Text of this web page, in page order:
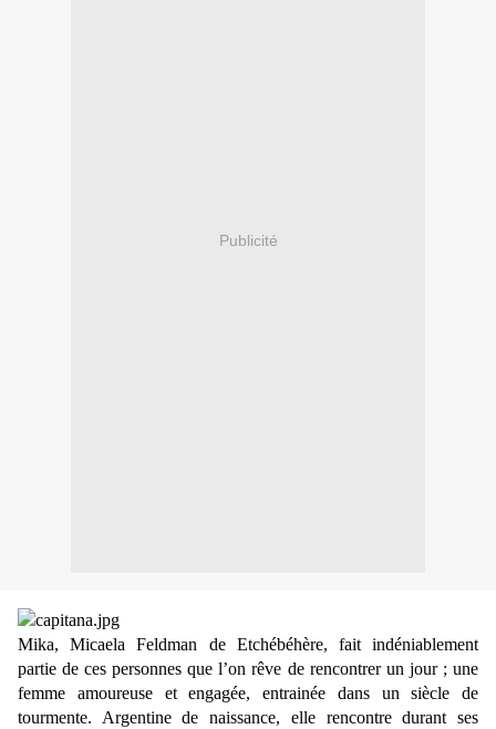
Publicité
Mika, Micaela Feldman de Etchébéhère, fait indéniablement
partie de ces personnes que l’on rêve de rencontrer un jour ; une
femme amoureuse et engagée, entrainée dans un siècle de
tourmente. Argentine de naissance, elle rencontre durant ses